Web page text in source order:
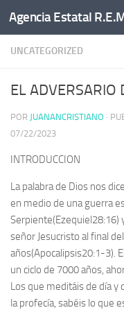
Saltar al contenido
UNCATEGORIZED
EL ADVERSARIO
POR JUANANCRISTIANO ·
07/22/2023
INTRODUCCION
La palabra de Dios nos
en medio de una guerra
Serpiente(Ezequiel28:16)
señor Jesucristo al final
años(Apocalipsis20:1-3).
un ciclo de 7000 años,
Los que meditáis de día y
la profecía, sabéis lo que